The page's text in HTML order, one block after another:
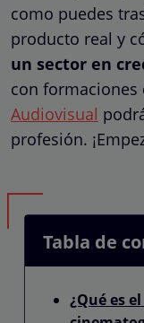
como puedes
producto real y
un sector en
con formaciones
Audiovisual
profesión.
Tabla de
¿Qué es